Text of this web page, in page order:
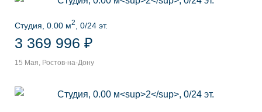
Студия, 0.00 м2 , 0/24 эт.
3 369 996 ₽
15 Мая, Ростов-на-Дону